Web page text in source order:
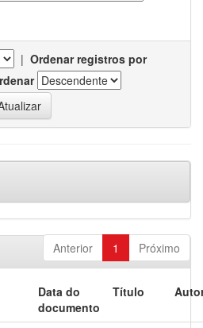
| Ordenar registros por
Anterior 1 Próximo
Data do
documento
Título